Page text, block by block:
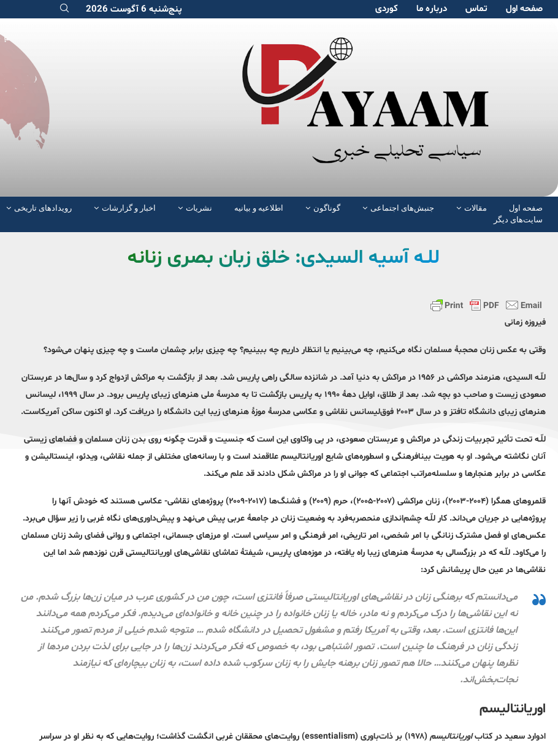
صفحە اول تماس دربارە ما کوردی پنج‌شنبه 6 آگوست 2026
صفحە اول مقالات جنبش‌های اجتماعی گوناگون اطلاعیه و بیانیه نشریات اخبار و گزارشات رویدادهای تاریخی
سایت‌های دیگر
للـه آسیه السیدی: خلق زبان بصری زنانه
فیروزه زمانی
وقتی به عکس زنان محجبۀ مسلمان نگاه می‌کنیم، چه می‌بینیم یا انتظار داریم چه ببینیم؟ چه چیزی برابر چشمان ماست و چه چیزی پنهان می‌شود؟
للّـه السیدی، هنرمند مراکشی در ۱۹۵۶ در مراکش به دنیا آمد. در شانزده سالگی راهی پاریس شد. بعد از بازگشت به مراکش ازدواج کرد و سال‌ها در عربستان
صعودی زیست و صاحب دو بچه شد. بعد از طلاق، اوایل دهۀ ۱۹۹۰ به پاریس بازگشت تا به مدرسۀ ملی هنرهای زیبای پاریس برود. در سال ۱۹۹۹، لیسانس
هنرهای زیبای دانشگاه تافتز و در سال ۲۰۰۳ فوق‌لیسانس نقاشی و عکاسی مدرسۀ موزۀ هنرهای زیبا این دانشگاه را دریافت کرد. او اکنون ساکن آمریکاست.
للّـه تحت تأثیر تجربیات زندگی در مراکش و عربستان صعودی، در پی واکاوی این است که جنسیت و قدرت چگونه روی بدن زنان مسلمان و فضاهای زیستی
آنان نگاشته می‌شود. او به هویت بینافرهنگی و اسطوره‌های شایع اوریانتالیسم علاقمند است و با رسانه‌های مختلفی از جمله نقاشی، ویدئو، اینستالیشن و
عکاسی در برابر هنجارها و سلسله‌مراتب اجتماعی که جوانی او را در مراکش شکل دادند قد علم می‌کند.
قلمروهای همگرا (۲۰۰۴-۲۰۰۳)، زنان مراکشی (۲۰۰۷-۲۰۰۵)، حرم (۲۰۰۹) و فشنگ‌ها (۲۰۱۷-۲۰۰۹) پروژه‌های نقاشی- عکاسی هستند که خودش آنها را
پروژه‌هایی در جریان می‌داند. کار للّـه چشم‌اندازی منحصربه‌فرد به وضعیت زنان در جامعۀ عربی پیش می‌نهد و پیش‌داوری‌های نگاه غربی را زیر سؤال می‌برد.
عکس‌های او فصل مشترک زنانگی با امر شخصی، امر تاریخی، امر فرهنگی و امر سیاسی است. او مرزهای جسمانی، اجتماعی و روانی فضای رشد زنان مسلمان
را می‌کاود. للّـه که در بزرگسالی به مدرسۀ هنرهای زیبا راه یافته، در موزه‌های پاریس، شیفتۀ تماشای نقاشی‌های اوریانتالیستی قرن نوزدهم شد اما این
نقاشی‌ها در عین حال پریشانش کرد:
می‌دانستم که برهنگی زنان در نقاشی‌های اوریانتالیستی صرفاً فانتزی است، چون من در کشوری عرب در میان زن‌ها بزرگ شدم. من
نه این نقاشی‌ها را درک می‌کردم و نه مادر، خاله یا زنان خانواده را در چنین خانه و خانواده‌ای می‌دیدم. فکر می‌کردم همه می‌دانند
این‌ها فانتزی است. بعد، وقتی به آمریکا رفتم و مشغول تحصیل در دانشگاه شدم … متوجه شدم خیلی از مردم تصور می‌کنند
زندگی زنان در فرهنگ ما چنین است. تصور اشتباهی بود، به خصوص که فکر می‌کردند زن‌ها را در جایی برای لذت بردن مردها از
نظرها پنهان می‌کنند… حالا هم تصور زنان برهنه جایش را به زنان سرکوب شده داده است، به زنان بیچاره‌ای که نیازمند
نجات‌بخش‌اند.
اوریانتالیسم
ادوارد سعید در کتاباوریانتالیسم
(۱۹۷۸) بر ذات‌باوری (essentialism) روایت‌های محققان غربی انگشت گذاشت؛ روایت‌هایی که به نظر او در سراسر